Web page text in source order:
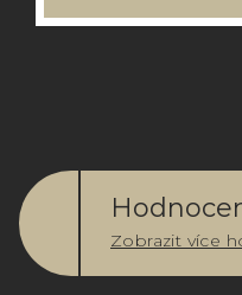
Zobrazit více